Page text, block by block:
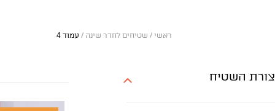
ראשי / שטיחים לחדר שינה / עמוד 4
צורת השטיח